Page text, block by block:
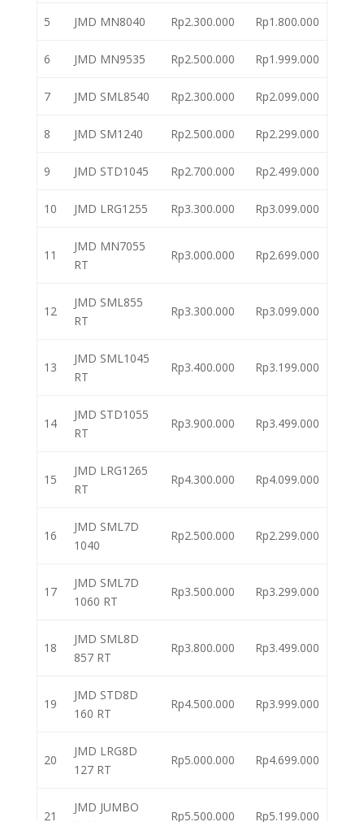
5 JMD MN8040 Rp2.300.000 Rp1.800.000
6 JMD MN9535 Rp2.500.000 Rp1.999.000
7 JMD SML8540 Rp2.300.000 Rp2.099.000
8 JMD SM1240 Rp2.500.000 Rp2.299.000
9 JMD STD1045 Rp2.700.000 Rp2.499.000
10 JMD LRG1255 Rp3.300.000 Rp3.099.000
11
JMD MN7055
RT
Rp3.000.000 Rp2.699.000
12
JMD SML855
RT
Rp3.300.000 Rp3.099.000
13
JMD SML1045
RT
Rp3.400.000 Rp3.199.000
14
JMD STD1055
RT
Rp3.900.000 Rp3.499.000
15
JMD LRG1265
RT
Rp4.300.000 Rp4.099.000
16
JMD SML7D
1040
Rp2.500.000 Rp2.299.000
17
JMD SML7D
1060 RT
Rp3.500.000 Rp3.299.000
18
JMD SML8D
857 RT
Rp3.800.000 Rp3.499.000
19
JMD STD8D
160 RT
Rp4.500.000 Rp3.999.000
20
JMD LRG8D
127 RT
Rp5.000.000 Rp4.699.000
21
JMD JUMBO
Rp5.500.000 Rp5.199.000